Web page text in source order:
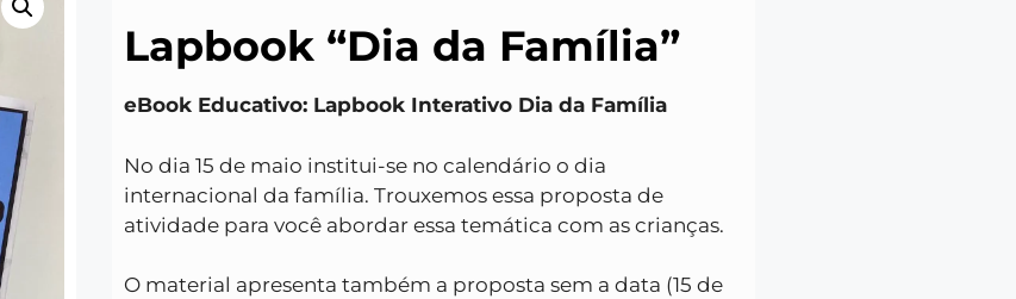
Lapbook “Dia da Família”
eBook Educativo: Lapbook Interativo Dia da Família
No dia 15 de maio institui-se no calendário o dia
internacional da família. Trouxemos essa proposta de
atividade para você abordar essa temática com as crianças.
O material apresenta também a proposta sem a data (15 de